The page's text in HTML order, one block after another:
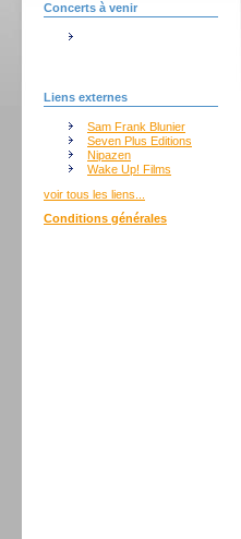
Concerts à venir
Liens externes
Sam Frank Blunier
Seven Plus Editions
Nipazen
Wake Up! Films
voir tous les liens...
Conditions générales